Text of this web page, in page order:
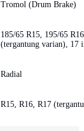
Tromol (Drum Brake)
185/65 R15, 195/65
(tergantung varian), 17
Radial
R15, R16, R17